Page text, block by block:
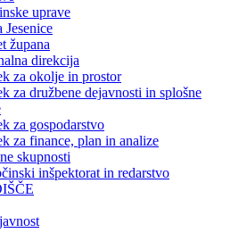
uprave
Jesenice
župana
direkcija
za okolje in prostor
za družbene dejavnosti in splošne
za gospodarstvo
za finance, plan in analize
skupnosti
inšpektorat in redarstvo